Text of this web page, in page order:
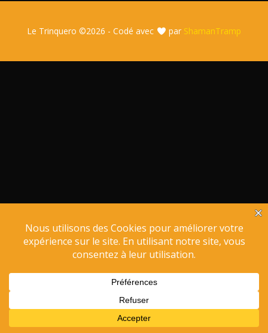
Le Trinquero ©2026 - Codé avec par ShamanTramp